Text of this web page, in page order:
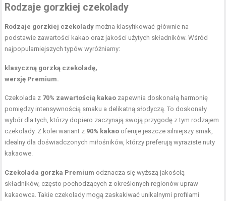
Rodzaje gorzkiej czekolady
Rodzaje gorzkiej czekolady można klasyfikować głównie na
podstawie zawartości kakao oraz jakości użytych składników. Wśród
najpopularniejszych typów wyróżniamy:
klasyczną gorzką czekoladę,
wersję Premium.
Czekolada z 70% zawartością kakao zapewnia doskonałą harmonię
pomiędzy intensywnością smaku a delikatną słodyczą. To doskonały
wybór dla tych, którzy dopiero zaczynają swoją przygodę z tym rodzajem
czekolady. Z kolei wariant z 90% kakao oferuje jeszcze silniejszy smak,
idealny dla doświadczonych miłośników, którzy preferują wyraziste nuty
kakaowe.
Czekolada gorzka Premium odznacza się wyższą jakością
składników, często pochodzących z określonych regionów upraw
kakaowca. Takie czekolady mogą zaskakiwać unikalnymi profilami